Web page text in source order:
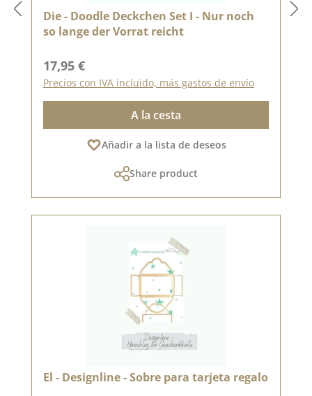
Die - Doodle Deckchen Set I - Nur noch
so lange der Vorrat reicht
Precio normal:
17,95 €
Precios con IVA incluido, más gastos de envío
A la cesta
Añadir a la lista de deseos
Share product
El - Designline - Sobre para tarjeta regalo